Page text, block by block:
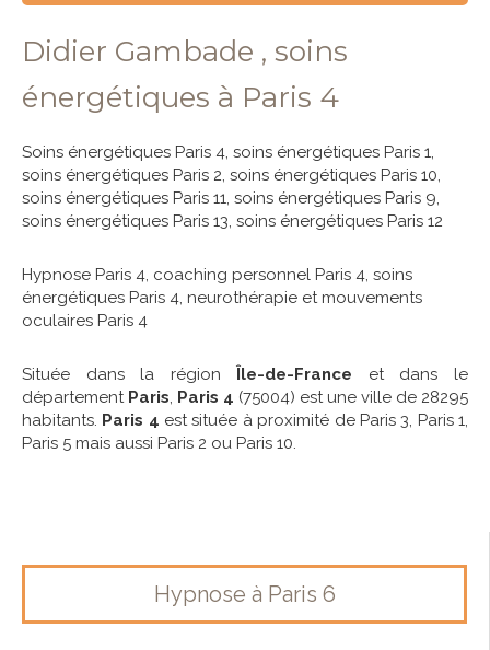
Didier Gambade , soins
énergétiques à Paris 4
Soins énergétiques Paris 4, soins énergétiques Paris 1,
soins énergétiques Paris 2, soins énergétiques Paris 10,
soins énergétiques Paris 11, soins énergétiques Paris 9,
soins énergétiques Paris 13, soins énergétiques Paris 12
Hypnose Paris 4, coaching personnel Paris 4, soins
énergétiques Paris 4, neurothérapie et mouvements
oculaires Paris 4
Située dans la région Île-de-France et dans le
département Paris, Paris 4 (75004) est une ville de 28295
habitants. Paris 4 est située à proximité de Paris 3, Paris 1,
Paris 5 mais aussi Paris 2 ou Paris 10.
Hypnose à Paris 6